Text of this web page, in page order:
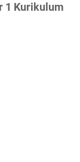
1 Kurikulum